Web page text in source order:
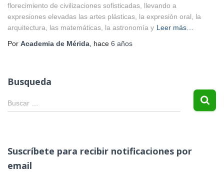
florecimiento de civilizaciones sofisticadas, llevando a
expresiones elevadas las artes plásticas, la expresión oral, la
arquitectura, las matemáticas, la astronomía y Leer más…
Por Academia de Mérida , hace 6 años
Busqueda
B
u
r
:
Buscar …
Suscríbete para recibir notificaciones por
email